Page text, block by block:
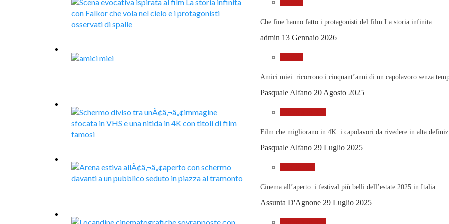
Che fine hanno fatto i protagonisti del film La storia infinita
admin 13 Gennaio 2026
Amici miei: ricorrono i cinquant’anni di un capolavoro senza
Pasquale Alfano 20 Agosto 2025
Film che migliorano in 4K: i capolavori da rivedere in alta
Pasquale Alfano 29 Luglio 2025
Cinema all’aperto: i festival più belli dell’estate 2025 in Italia
Assunta D'Agnone 29 Luglio 2025